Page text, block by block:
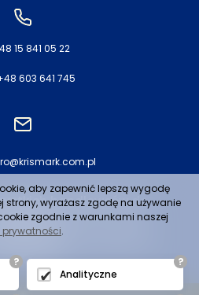
15 841 05 22
603 641 745
handlowców do
dostarczamy własnym
aby zapewnić lepszą wygodę
strony, wyrażasz zgodę na używanie
zgodnie z warunkami naszej
prywatności.
?
?
Analityczne